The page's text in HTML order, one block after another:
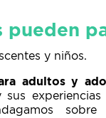
pueden
y niños.
adultos y
sus